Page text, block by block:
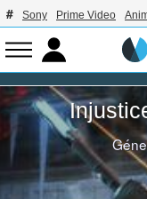
Sony Prime Video